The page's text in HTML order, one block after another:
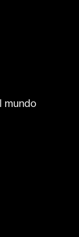
mundo